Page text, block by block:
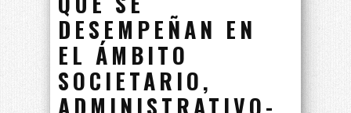
DESEMPEÑAN EN
EL ÁMBITO
SOCIETARIO,
ADMINISTRATIVO-